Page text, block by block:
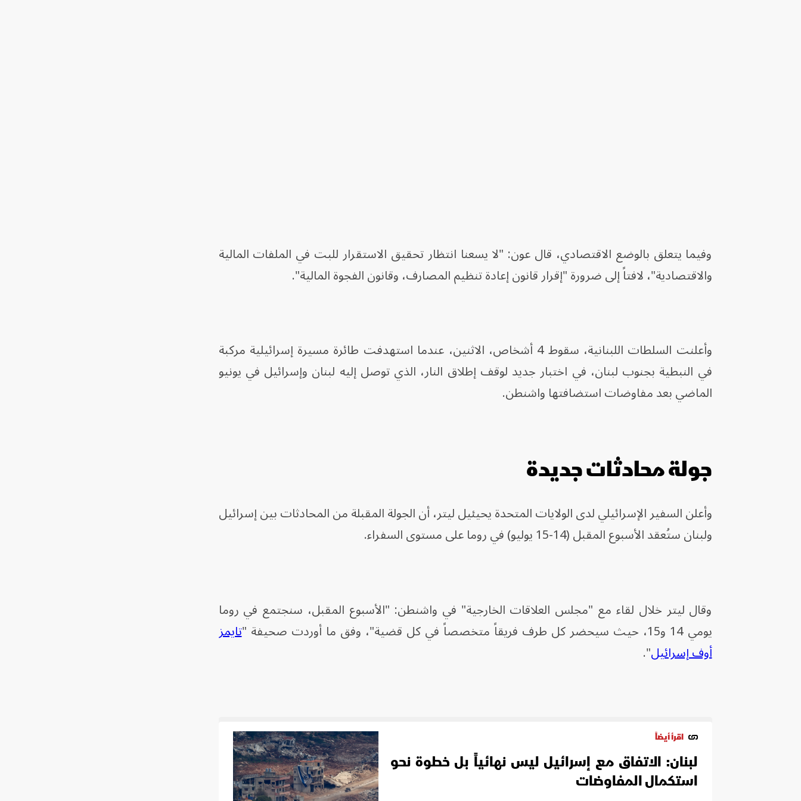
وفيما يتعلق بالوضع الاقتصادي، قال عون: "لا يسعنا انتظار تحقيق الاستقرار للبت في الملفات المالية
والاقتصادية"، لافتاً إلى ضرورة "إقرار قانون إعادة تنظيم المصارف، وقانون الفجوة المالية".
وأعلنت السلطات اللبنانية، سقوط 4 أشخاص، الاثنين، عندما استهدفت طائرة مسيرة إسرائيلية مركبة
في النبطية بجنوب لبنان، في اختبار جديد لوقف إطلاق النار، الذي توصل إليه لبنان وإسرائيل في يونيو
الماضي بعد مفاوضات استضافتها واشنطن.
جولة محادثات جديدة
وأعلن السفير الإسرائيلي لدى الولايات المتحدة يحيئيل ليتر، أن الجولة المقبلة من المحادثات بين إسرائيل
ولبنان ستُعقد الأسبوع المقبل (14-15 يوليو) في روما على مستوى السفراء.
وقال ليتر خلال لقاء مع "مجلس العلاقات الخارجية" في واشنطن: "الأسبوع المقبل، سنجتمع في روما
يومي 14 و15، حيث سيحضر كل طرف فريقاً متخصصاً في كل قضية"، وفق ما أوردت صحيفة "
تايمز
أوف إسرائيل".
اقرأ أيضاً
لبنان: الاتفاق مع إسرائيل ليس نهائياً بل خطوة نحو
استكمال المفاوضات